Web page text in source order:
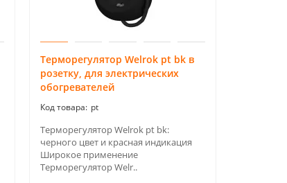
Терморегулятор Welrok pt bk в
розетку, для электрических
обогревателей
pt
Терморегулятор Welrok pt bk:
черного цвет и красная индикация
Широкое применение
Терморегулятор Welr..